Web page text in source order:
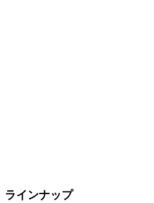
ラインナップ